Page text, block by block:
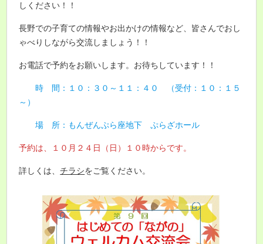
しください！！
長野での子育ての情報やお出かけの情報など、皆さんでおし
ゃべりしながら交流しましょう！！
お電話で予約をお願いします。お待ちしています！！
時 間：１０：３０～１１：４０ （受付：１０：１５
～）
場 所：もんぜんぷら座地下 ぷらざホール
予約は、１０月２４日（日）１０時からです。
詳しくは、チラシをご覧ください。